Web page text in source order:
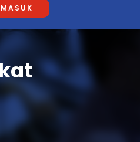
MASUK